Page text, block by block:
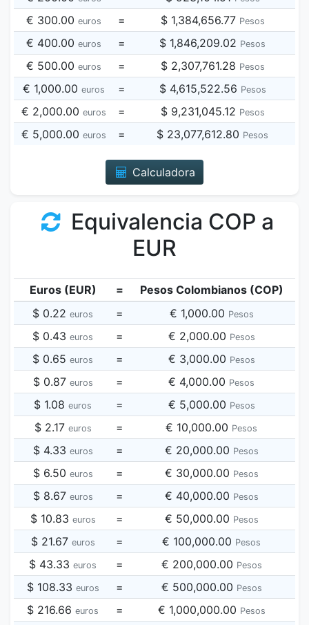
€ 300.00 euros = $ 1,384,656.77 Pesos
€ 400.00 euros = $ 1,846,209.02 Pesos
€ 500.00 euros = $ 2,307,761.28 Pesos
€ 1,000.00 euros = $ 4,615,522.56 Pesos
€ 2,000.00 euros = $ 9,231,045.12 Pesos
€ 5,000.00 euros = $ 23,077,612.80 Pesos
Calculadora
Equivalencia COP a
EUR
Euros (EUR) =
Pesos Colombianos (COP)
$ 0.22 euros = € 1,000.00 Pesos
$ 0.43 euros = € 2,000.00 Pesos
$ 0.65 euros = € 3,000.00 Pesos
$ 0.87 euros = € 4,000.00 Pesos
$ 1.08 euros = € 5,000.00 Pesos
$ 2.17 euros = € 10,000.00 Pesos
$ 4.33 euros = € 20,000.00 Pesos
$ 6.50 euros = € 30,000.00 Pesos
$ 8.67 euros = € 40,000.00 Pesos
$ 10.83 euros = € 50,000.00 Pesos
$ 21.67 euros = € 100,000.00 Pesos
$ 43.33 euros = € 200,000.00 Pesos
$ 108.33 euros = € 500,000.00 Pesos
$ 216.66 euros = € 1,000,000.00 Pesos